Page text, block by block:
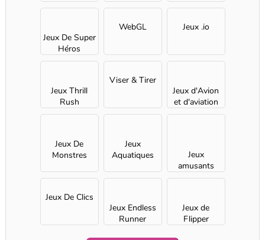
Jeux De Super
Héros
WebGL Jeux .io
Jeux Thrill
Rush
Viser & Tirer
Jeux d'Avion
et d'aviation
Jeux De
Monstres
Jeux
Aquatiques
Jeux
amusants
pour Filles
Jeux De Clics
Jeux Endless
Runner
Jeux de
Flipper